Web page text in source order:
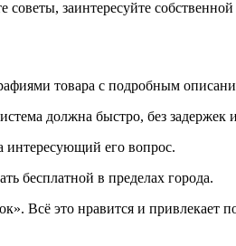
заинтересуйте
товара с подробным
должна быстро, без задержек
интересующий его вопрос.
бесплатной в пределах города.
Всё это нравится и привлекает